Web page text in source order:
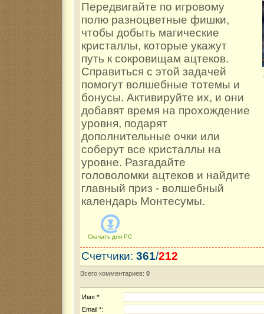
Передвигайте по игровому
полю разноцветные фишки,
чтобы добыть магические
кристаллы, которые укажут
путь к сокровищам ацтеков.
Справиться с этой задачей
помогут волшебные тотемы и
бонусы. Активируйте их, и они
добавят время на прохождение
уровня, подарят
дополнительные очки или
соберут все кристаллы на
уровне. Разгадайте
головоломки ацтеков и найдите
главный приз - волшебный
календарь Монтесумы.
Скачать для PC
Счетчики: 361/212
Всего комментариев: 0
Имя *:
Email *: